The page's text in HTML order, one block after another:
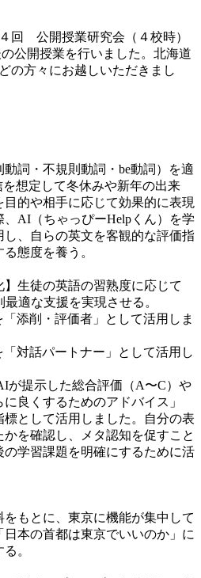
回 公開授業研究会（４校時）
公開授業を行いました。北海道
の方々にお越しいただきまし
詞・不規則動詞・be動詞）を適
想定して冬休みや新年の出来
的や相手に応じて効果的に表現
AI（ちゃっぴーHelpくん）を学
、自らの英文を客観的な評価指
態度を養う。
】生徒の英語の習熟度に応じて
適な支援を実現させる。
添削・評価者」として活用しま
対話パートナー」として活用し
が提示した総合評価（A〜C）や
良くするためのアドバイス」
として活用しました。自分の表
を確認し、メタ認知を促すこと
学習課題を明確にするために活
をもとに、東京に機能が集中して
本の首都は東京でいいのか」に
。